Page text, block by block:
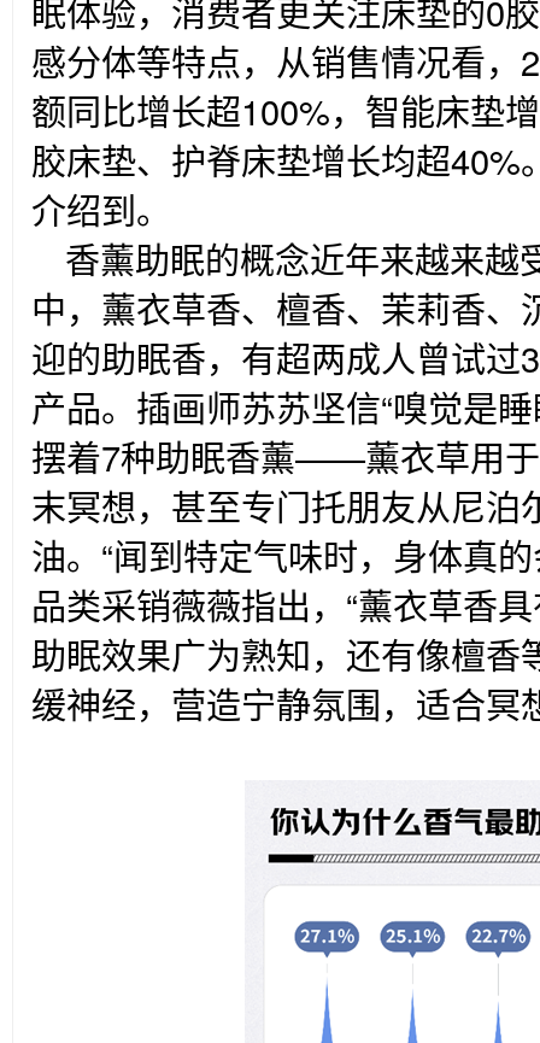
眠体验，消费者更关注床垫的0
感分体等特点，从销售情况看，
额同比增长超100%，智能床垫
胶床垫、护脊床垫增长均超40%
介绍到。
香薰助眠的概念近年来越来越
中，薰衣草香、檀香、茉莉香
迎的助眠香，有超两成人曾试过
产品。插画师苏苏坚信“嗅觉是
摆着7种助眠香薰——薰衣草用
末冥想，甚至专门托朋友从尼泊
油。“闻到特定气味时，身体真
品类采销薇薇指出，“薰衣草香
助眠效果广为熟知，还有像檀香
缓神经，营造宁静氛围，适合冥